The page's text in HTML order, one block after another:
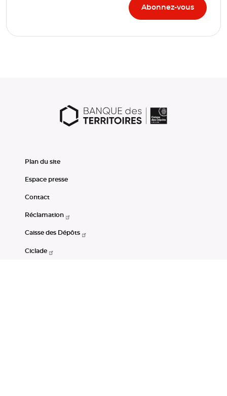
Plan du site
Espace presse
Contact
Réclamation
Caisse des Dépôts
Ciclade